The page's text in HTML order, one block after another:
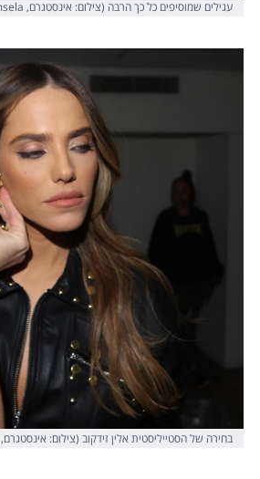
עגילים שמוסיפים כל כך הרבה (צילום: אינסטגרם, rotemsela)
בחירה של הסטייליסטית אלין זידקוב (צילום: אינסטגרם, rotemsela)